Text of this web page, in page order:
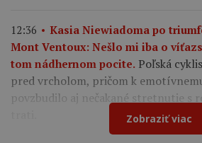
12:36
Kasia Niewiadoma po
Mont Ventoux: Nešlo mi iba o
tom nádhernom pocite. Poľská
pred vrcholom, pričom k
povzbudilo aj nečakané stretnutie s
Zobraziť viac